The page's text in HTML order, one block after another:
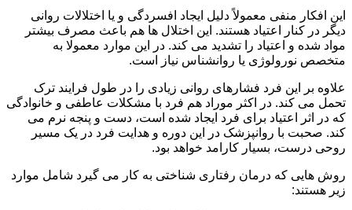
این افکار منفی معمولاً دلیل ایجاد افسردگی و یا اختلالات روانی
دیگر در کنار اعتیاد هستند. این اختلال ها هم باعث مصرف بیشتر
مواد شده و اعتیاد را تشدید می کند. در این موارد معمولا به
متخصص نورولوژی یا روانشناس نیاز است.
علاوه بر این فرد فشارهای روانی زیادی را در طول فرایند ترک
تحمل می کند. در اکثر موراد هم فرد با مشکلات عاطفی و خانوادگی
که در اثر اعتیاد برای فرد ایجاد شده است، دست و پنجه نرم می
کند. صحبت با روانپزشک در این دوره و هدایت فرد در یک مسیر
روحی درست، بسیار کارامد خواهد بود.
روش هایی که درمان رفتاری شناختی به کار می گیرد شامل موارد
زیر هستند: